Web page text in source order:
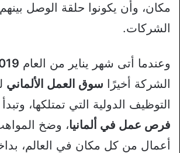
مكان، وأن يكونوا حلقة الوصل
الشركات.
وعندما أتى شهر يناير من العام
الشركة أخيرًا سوق العمل الألماني
التوظيف الدولية التي تمتلكها،
فرص عمل في ألمانيا، وضخ
أعمال من كل مكان في العالم،